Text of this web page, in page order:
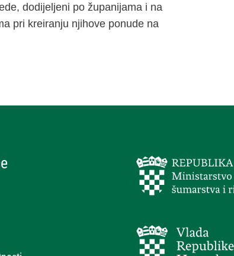
dodijeljeni po županijama i na
pri kreiranju njihove ponude na